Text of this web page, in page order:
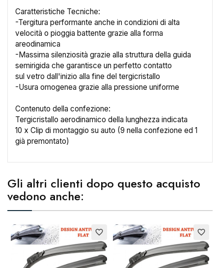
Caratteristiche Tecniche:
-Tergitura performante anche in condizioni di alta
velocità o pioggia battente grazie alla forma
areodinamica
-Massima silenziosità grazie alla struttura della guida
semirigida che garantisce un perfetto contatto
sul vetro dall'inizio alla fine del tergicristallo
-Usura omogenea grazie alla pressione uniforme
Contenuto della confezione:
Tergicristallo aerodinamico della lunghezza indicata
10 x Clip di montaggio su auto (9 nella confezione ed 1
già premontato)
Gli altri clienti dopo questo acquisto
vedono anche:
favorite_border favorite_border
Crea lista dei desideri ×
Nome lista dei desideri